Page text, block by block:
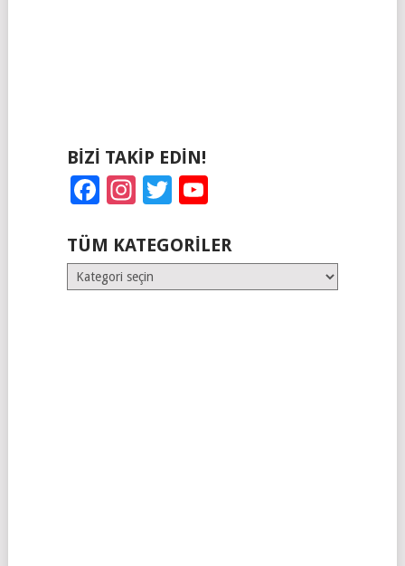
BIZI TAKIP EDIN!
Facebook
Instagram
Twitter
TÜM KATEGORILER
Tüm
Kategoriler